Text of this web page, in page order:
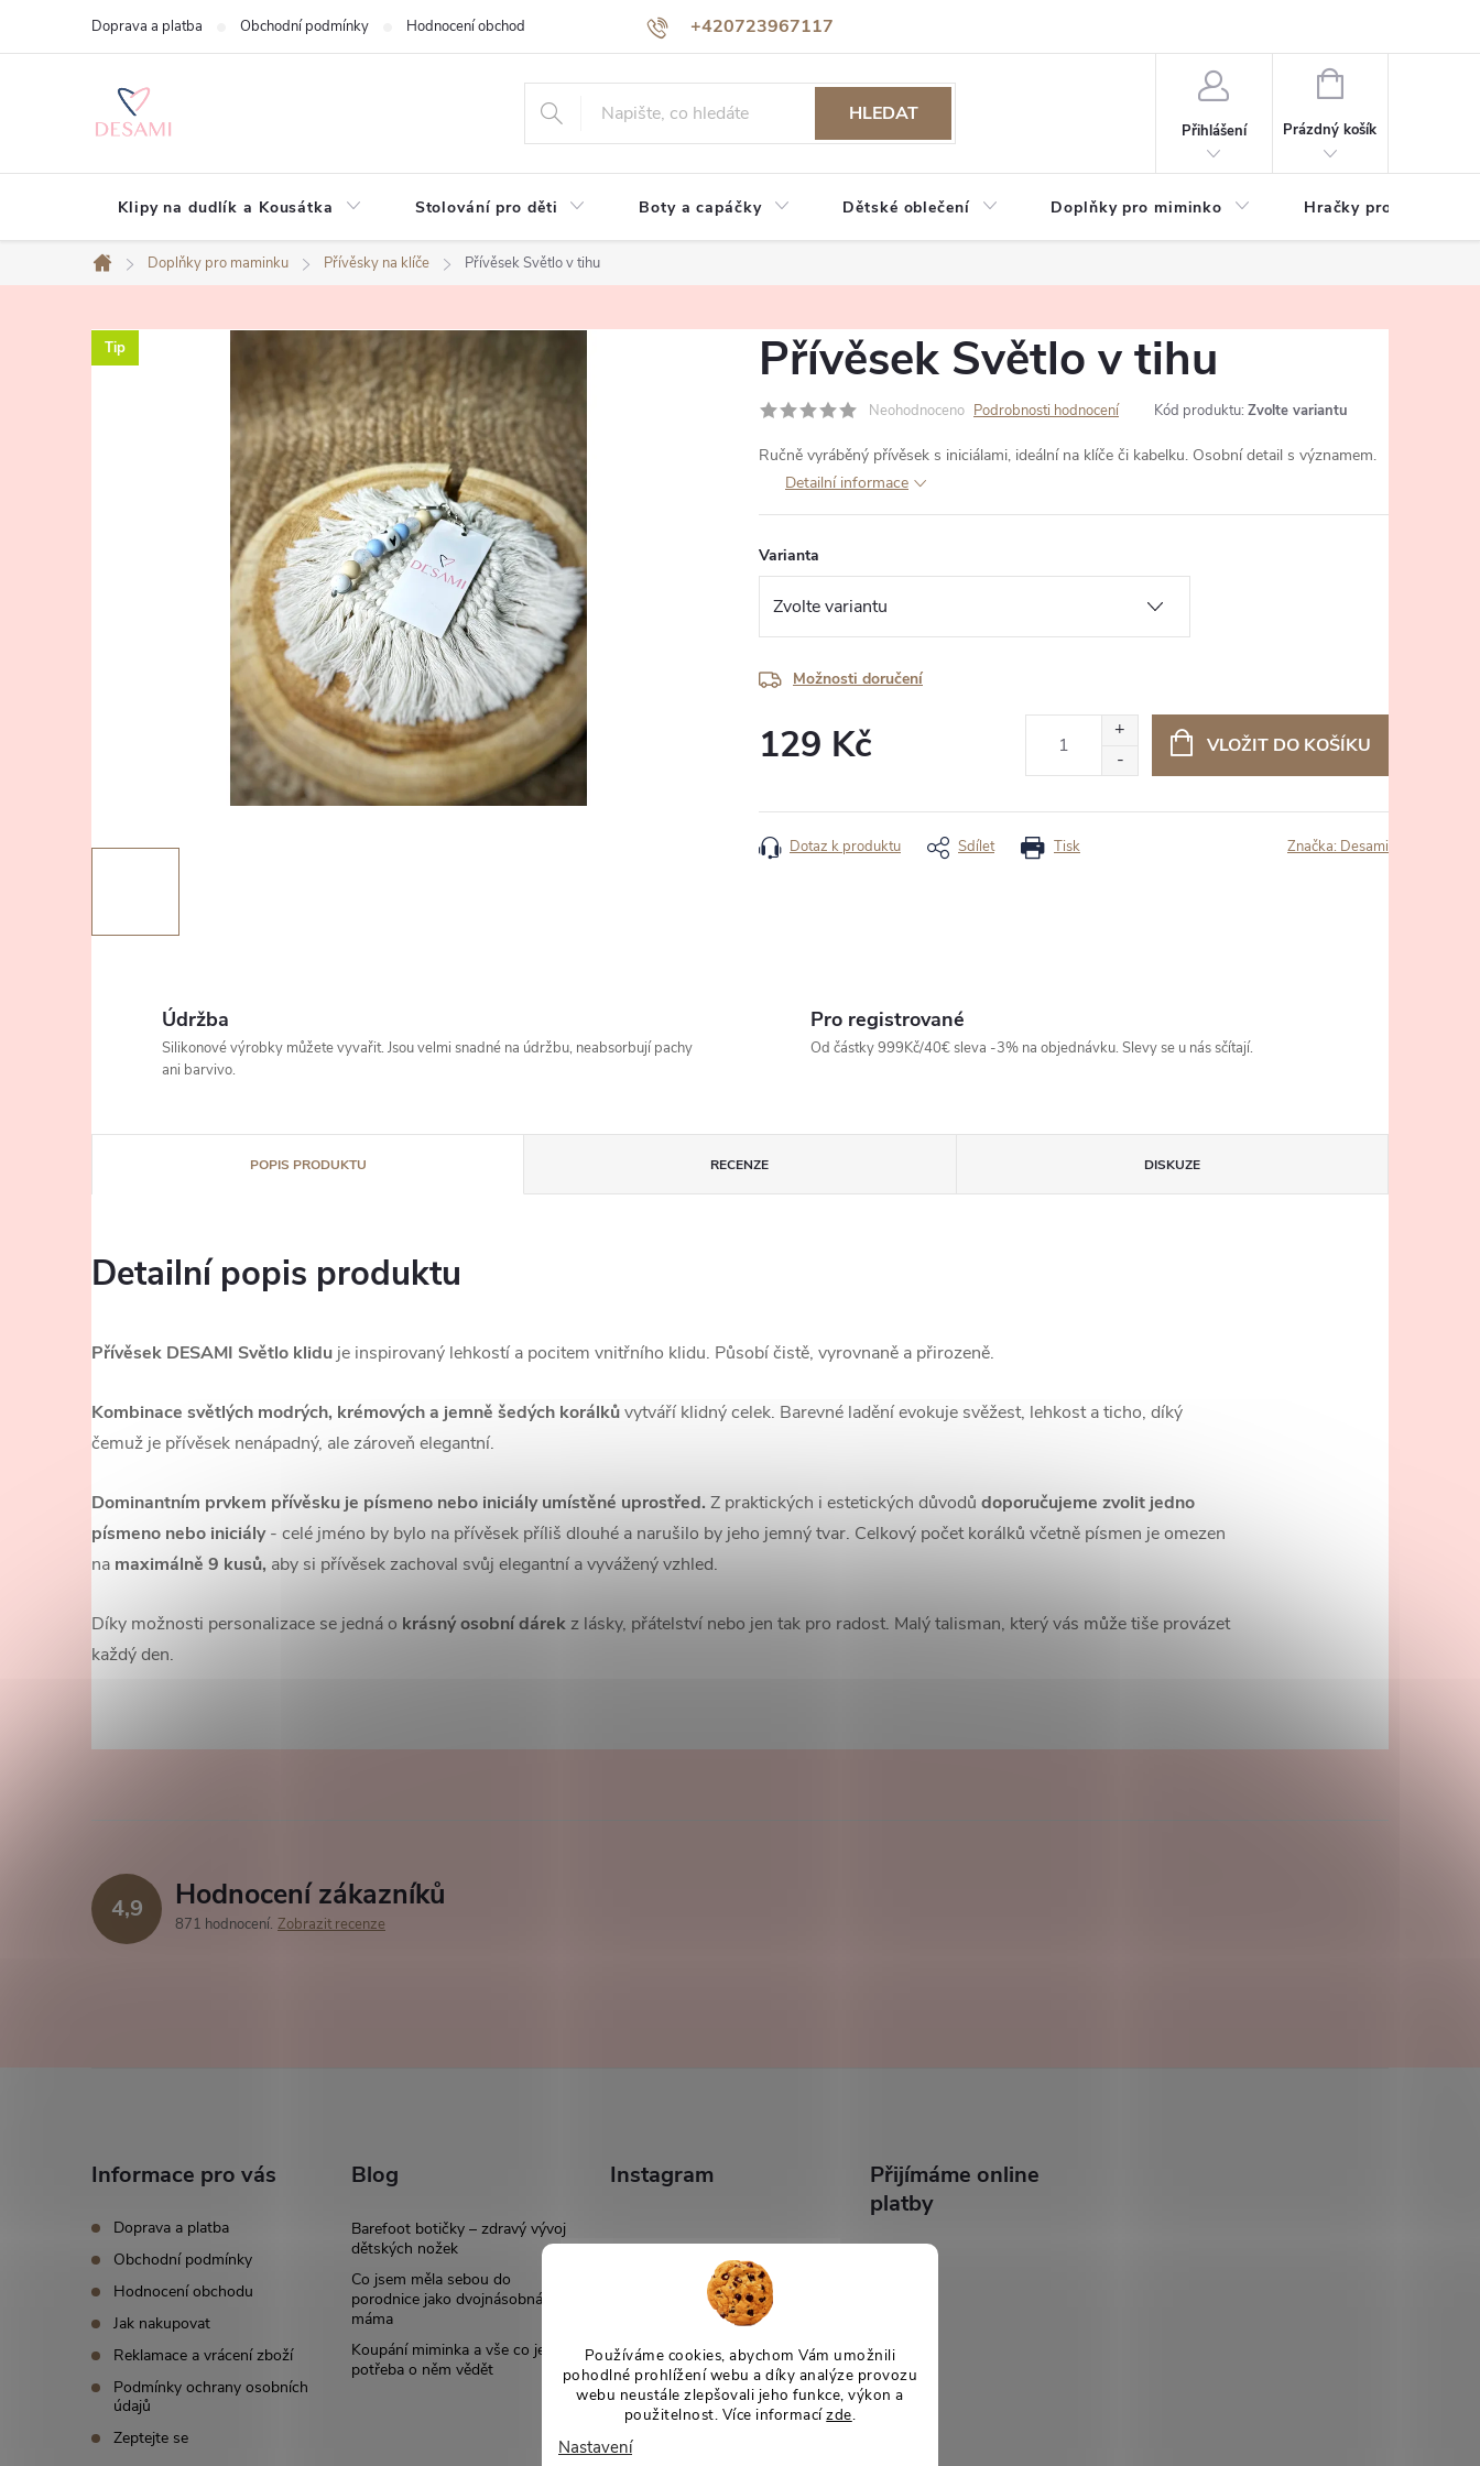
Používáme cookies, abychom Vám umožnili
pohodlné prohlížení webu a díky analýze provozu
webu neustále zlepšovali jeho funkce, výkon a
použitelnost. Více informacízde.
Nastavení
+420723967117
Doprava a platba Obchodní podmínky Hodnocení obchodu Jak nakupovat Reklamace a vrácení zboží
HLEDAT
Přihlášení
NÁKUPNÍ
Prázdný košík
Klipy na dudlík a Kousátka Stolování pro děti Boty a capáčky Dětské oblečení Doplňky pro miminko Hračky pro děti
Domů
Doplňky pro maminku Přívěsky na klíče Přívěsek Světlo v tihu
Tip Přívěsek Světlo v tihu
Neohodnoceno Podrobnosti hodnocení Kód produktu: Zvolte variantu
Ručně vyráběný přívěsek s iniciálami, ideální na klíče či kabelku. Osobní detail s významem.
Detailní informace
Varianta
Možnosti doručení
129 Kč VLOŽIT DO KOŠÍKU
Tisk
Dotaz k produktu Sdílet Značka: Desami
Údržba
Silikonové výrobky můžete vyvařit. Jsou velmi snadné na údržbu, neabsorbují pachy
ani barvivo.
Pro registrované
Od částky 999Kč/40€ sleva -3% na objednávku. Slevy se u nás sčítají.
POPIS PRODUKTU RECENZE DISKUZE
Detailní popis produktu
Přívěsek DESAMI Světlo klidu je inspirovaný lehkostí a pocitem vnitřního klidu. Působí čistě, vyrovnaně a přirozeně.
Kombinace světlých modrých, krémových a jemně šedých korálkůvytváří klidný celek. Barevné ladění evokuje svěžest, lehkost a ticho, díký
čemuž je přívěsek nenápadný, ale zároveň elegantní.
Dominantním prvkem přívěsku je písmeno nebo iniciály umístěné uprostřed. Z praktických i estetických důvodů doporučujeme zvolit jedno
písmeno nebo iniciály - celé jméno by bylo na přívěsek příliš dlouhé a narušilo by jeho jemný tvar. Celkový počet korálků včetně písmen je omezen
na maximálně 9 kusů, aby si přívěsek zachoval svůj elegantní a vyvážený vzhled.
Díky možnosti personalizace se jedná o krásný osobní dárekz lásky, přátelství nebo jen tak pro radost. Malý talisman, který vás může tiše provázet
každý den.
4,9 Hodnocení zákazníků
871 hodnocení Zobrazit recenze
Informace pro vás
Doprava a platba
Obchodní podmínky
Hodnocení obchodu
Jak nakupovat
Reklamace a vrácení zboží
Podmínky ochrany osobních
údajů
Zeptejte se
Blog
Barefoot botičky – zdravý vývoj
dětských nožek
Co jsem měla sebou do
porodnice jako dvojnásobná
máma
Koupání miminka a vše co je
potřeba o něm vědět
Instagram
Přijímáme online
platby